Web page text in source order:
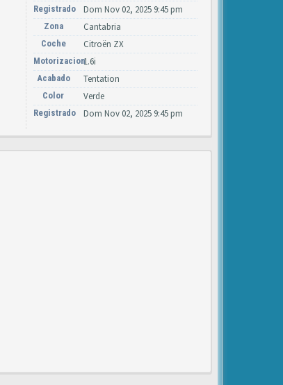
Registrado Dom Nov 02, 2025 9:45 pm
Zona Cantabria
Coche Citroën ZX
Motorizacion1.6i
Acabado Tentation
Color Verde
Registrado Dom Nov 02, 2025 9:45 pm